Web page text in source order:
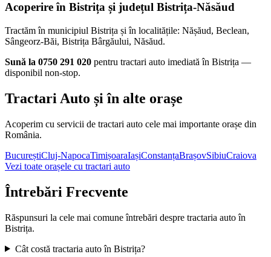
Acoperire în Bistrița și județul Bistrița-Năsăud
Tractăm în municipiul Bistrița și în localitățile: Nășăud, Beclean,
Sângeorz-Băi, Bistrița Bârgăului, Năsăud.
Sună la 0750 291 020 pentru tractari auto imediată în Bistrița —
disponibil non-stop.
Tractari Auto și în alte orașe
Acoperim cu servicii de tractari auto cele mai importante orașe din
România.
BucureștiCluj-NapocaTimișoaraIașiConstanțaBrașovSibiuCraiova
Vezi toate orașele cu tractari auto
Întrebări Frecvente
Răspunsuri la cele mai comune întrebări despre tractaria auto în
Bistrița.
Cât costă tractaria auto în Bistrița?